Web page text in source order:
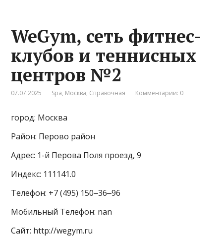
WeGym, сеть фитнес-
клубов и теннисных
центров №2
07.07.2025 Spa, Москва, Справочная Комментарии: 0
город: Москва
Район: Перово район
Адрес: 1-й Перова Поля проезд, 9
Индекс: 111141.0
Телефон: +7 (495) 150‒36‒96
Мобильный Телефон: nan
Сайт: http://wegym.ru